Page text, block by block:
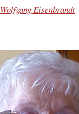
Wolfgang Eisenbrandt